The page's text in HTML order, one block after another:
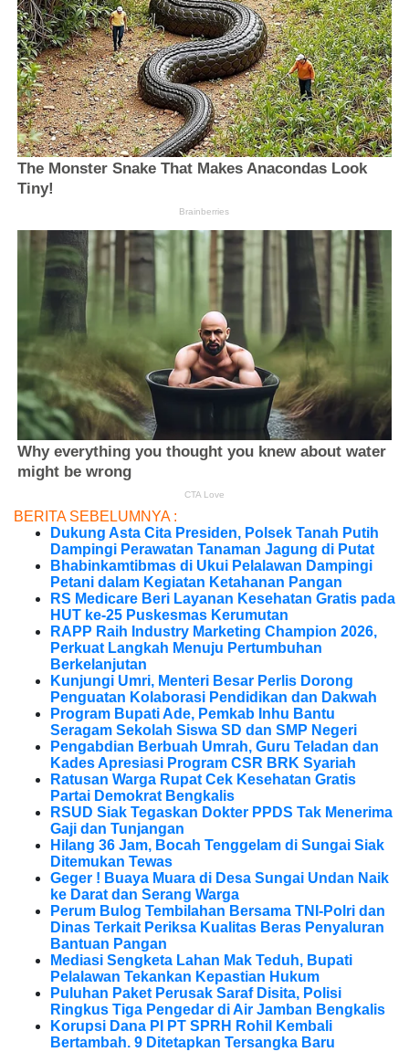
BERITA SEBELUMNYA :
Dukung Asta Cita Presiden, Polsek Tanah Putih
Dampingi Perawatan Tanaman Jagung di Putat
Bhabinkamtibmas di Ukui Pelalawan Dampingi
Petani dalam Kegiatan Ketahanan Pangan
RS Medicare Beri Layanan Kesehatan Gratis pada
HUT ke-25 Puskesmas Kerumutan
RAPP Raih Industry Marketing Champion 2026,
Perkuat Langkah Menuju Pertumbuhan
Berkelanjutan
Kunjungi Umri, Menteri Besar Perlis Dorong
Penguatan Kolaborasi Pendidikan dan Dakwah
Program Bupati Ade, Pemkab Inhu Bantu
Seragam Sekolah Siswa SD dan SMP Negeri
Pengabdian Berbuah Umrah, Guru Teladan dan
Kades Apresiasi Program CSR BRK Syariah
Ratusan Warga Rupat Cek Kesehatan Gratis
Partai Demokrat Bengkalis
RSUD Siak Tegaskan Dokter PPDS Tak Menerima
Gaji dan Tunjangan
Hilang 36 Jam, Bocah Tenggelam di Sungai Siak
Ditemukan Tewas
Geger ! Buaya Muara di Desa Sungai Undan Naik
ke Darat dan Serang Warga
Perum Bulog Tembilahan Bersama TNI-Polri dan
Dinas Terkait Periksa Kualitas Beras Penyaluran
Bantuan Pangan
Mediasi Sengketa Lahan Mak Teduh, Bupati
Pelalawan Tekankan Kepastian Hukum
Puluhan Paket Perusak Saraf Disita, Polisi
Ringkus Tiga Pengedar di Air Jamban Bengkalis
Korupsi Dana PI PT SPRH Rohil Kembali
Bertambah. 9 Ditetapkan Tersangka Baru